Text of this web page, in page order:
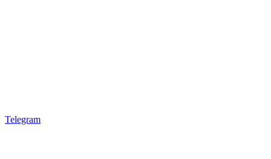
Telegram